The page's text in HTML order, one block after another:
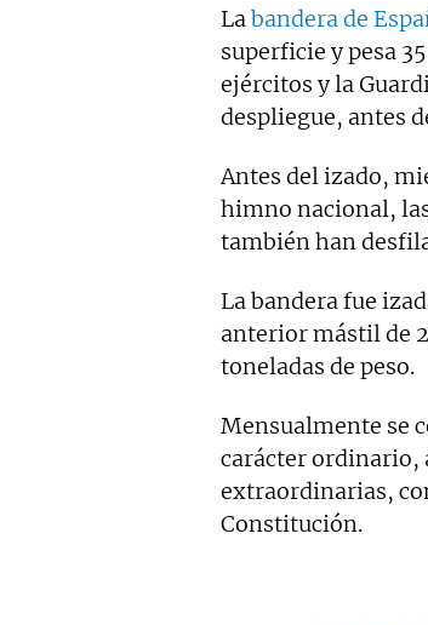
Labandera de
superficie y pesa
ejércitos y la
despliegue, antes
Antes del izado,
himno nacional,
también han
La bandera fue
anterior mástil de
toneladas de peso.
Mensualmente se
carácter ordinario,
extraordinarias,
Constitución.